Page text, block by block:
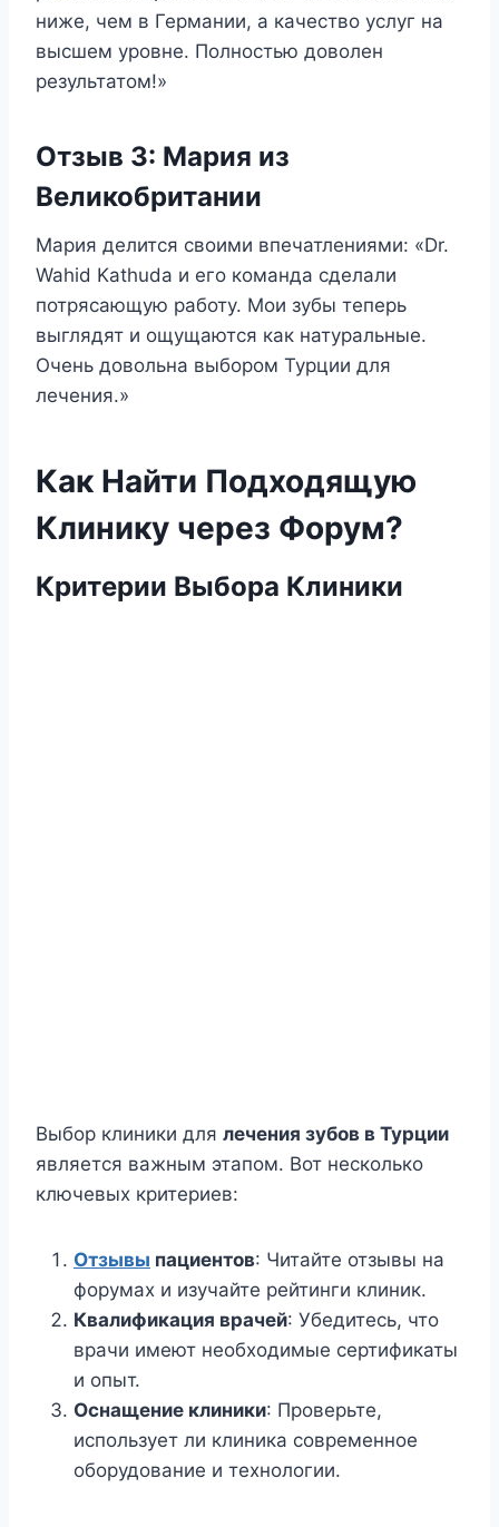
ниже, чем в Германии, а качество услуг на
высшем уровне. Полностью доволен
результатом!»
Отзыв 3: Мария из
Великобритании
Мария делится своими впечатлениями: «Dr.
Wahid Kathuda и его команда сделали
потрясающую работу. Мои зубы теперь
выглядят и ощущаются как натуральные.
Очень довольна выбором Турции для
лечения.»
Как Найти Подходящую
Клинику через Форум?
Критерии Выбора Клиники
Выбор клиники для лечения зубов в Турции
является важным этапом. Вот несколько
ключевых критериев:
Отзывы пациентов: Читайте отзывы на
форумах и изучайте рейтинги клиник.
Квалификация врачей: Убедитесь, что
врачи имеют необходимые сертификаты
и опыт.
Оснащение клиники: Проверьте,
использует ли клиника современное
оборудование и технологии.